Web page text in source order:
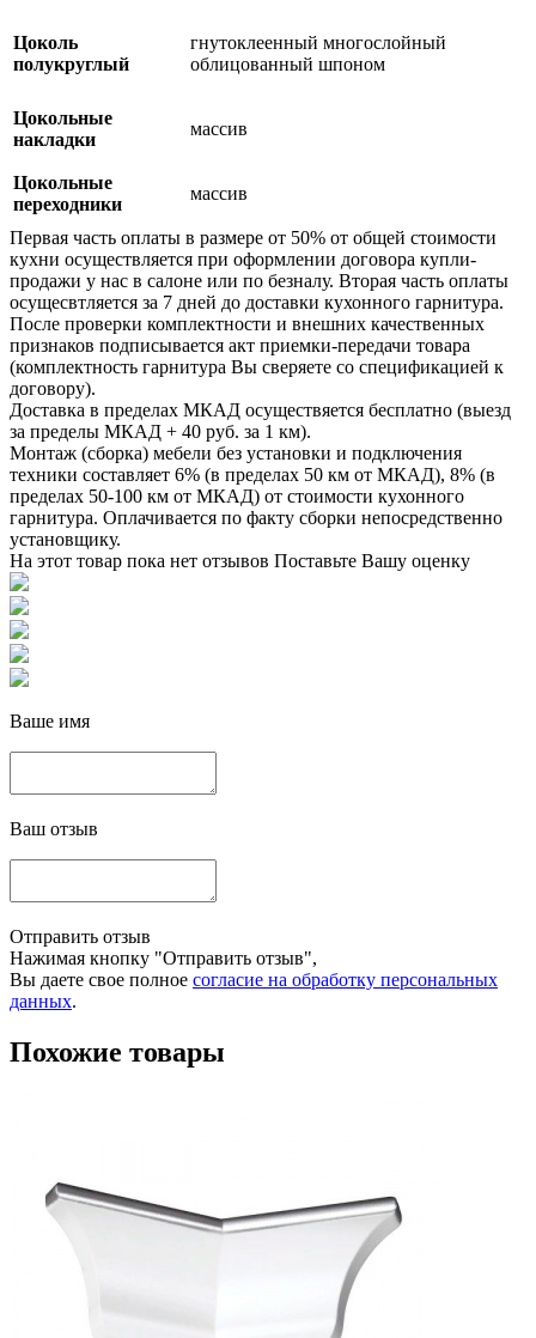
Цоколь
полукруглый
гнутоклеенный многослойный
облицованный шпоном
Цокольные
накладки
массив
Цокольные
переходники
массив
Первая часть оплаты в размере от 50% от общей стоимости
кухни осуществляется при оформлении договора купли-
продажи у нас в салоне или по безналу. Вторая часть оплаты
осущесвтляется за 7 дней до доставки кухонного гарнитура.
После проверки комплектности и внешних качественных
признаков подписывается акт приемки-передачи товара
(комплектность гарнитура Вы сверяете со спецификацией к
договору).
Доставка в пределах МКАД осуществяется бесплатно (выезд
за пределы МКАД + 40 руб. за 1 км).
Монтаж (сборка) мебели без установки и подключения
техники составляет 6% (в пределах 50 км от МКАД), 8% (в
пределах 50-100 км от МКАД) от стоимости кухонного
гарнитура. Оплачивается по факту сборки непосредственно
установщику.
На этот товар пока нет отзывов Поставьте Вашу оценку
Ваше имя
Ваш отзыв
Отправить отзыв
Нажимая кнопку "Отправить отзыв",
Вы даете свое полное согласие на обработку персональных
данных.
Похожие товары